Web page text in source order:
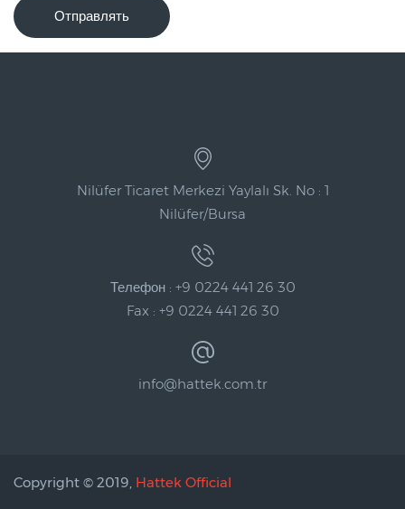
Отправлять
Nilüfer Ticaret Merkezi Yaylalı Sk. No : 1
Nilüfer/Bursa
Телефон : +9 0224 441 26 30
Fax : +9 0224 441 26 30
info@hattek.com.tr
Copyright © 2019, Hattek Official